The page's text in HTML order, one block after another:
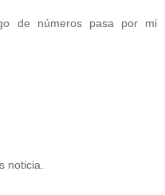
de números pasa por mi
noticia.